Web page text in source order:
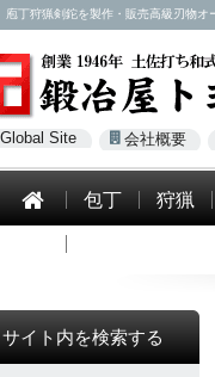
丁狩猟剣鉈を製作・販売高級刃物
Global Site 会社概要
包丁 狩猟
サイト内を検索する